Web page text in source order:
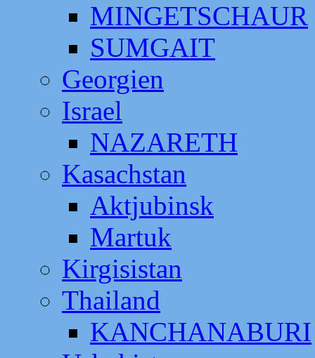
MINGETSCHAUR
SUMGAIT
Georgien
Israel
NAZARETH
Kasachstan
Aktjubinsk
Martuk
Kirgisistan
Thailand
KANCHANABURI